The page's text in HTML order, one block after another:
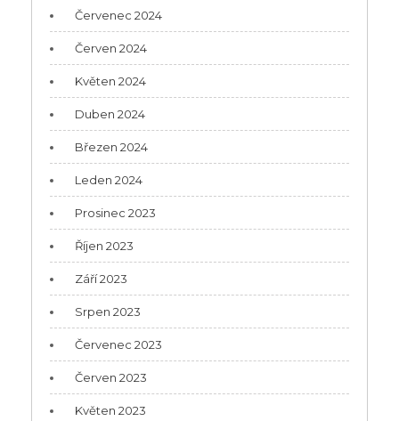
Červenec 2024
Červen 2024
Květen 2024
Duben 2024
Březen 2024
Leden 2024
Prosinec 2023
Říjen 2023
Září 2023
Srpen 2023
Červenec 2023
Červen 2023
Květen 2023